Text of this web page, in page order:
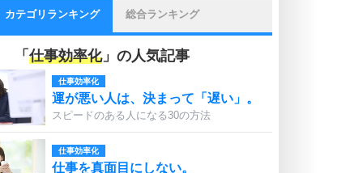
カテゴリランキング 総合ランキング
「 仕事効率化」の人気記事
仕事効率化
運が悪い人は、決まって「遅い」。
スピードのある人になる30の方法
仕事効率化
仕事を真面目にしない。